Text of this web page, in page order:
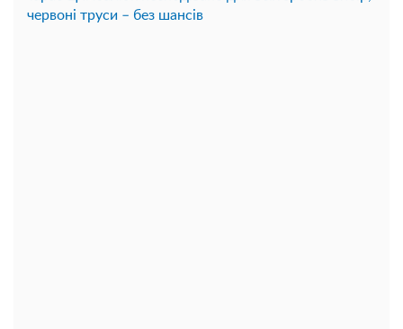
червоні труси – без шансів